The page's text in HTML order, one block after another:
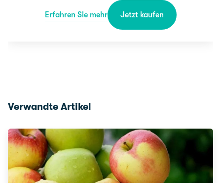
Erfahren Sie mehr Jetzt kaufen
Verwandte Artikel